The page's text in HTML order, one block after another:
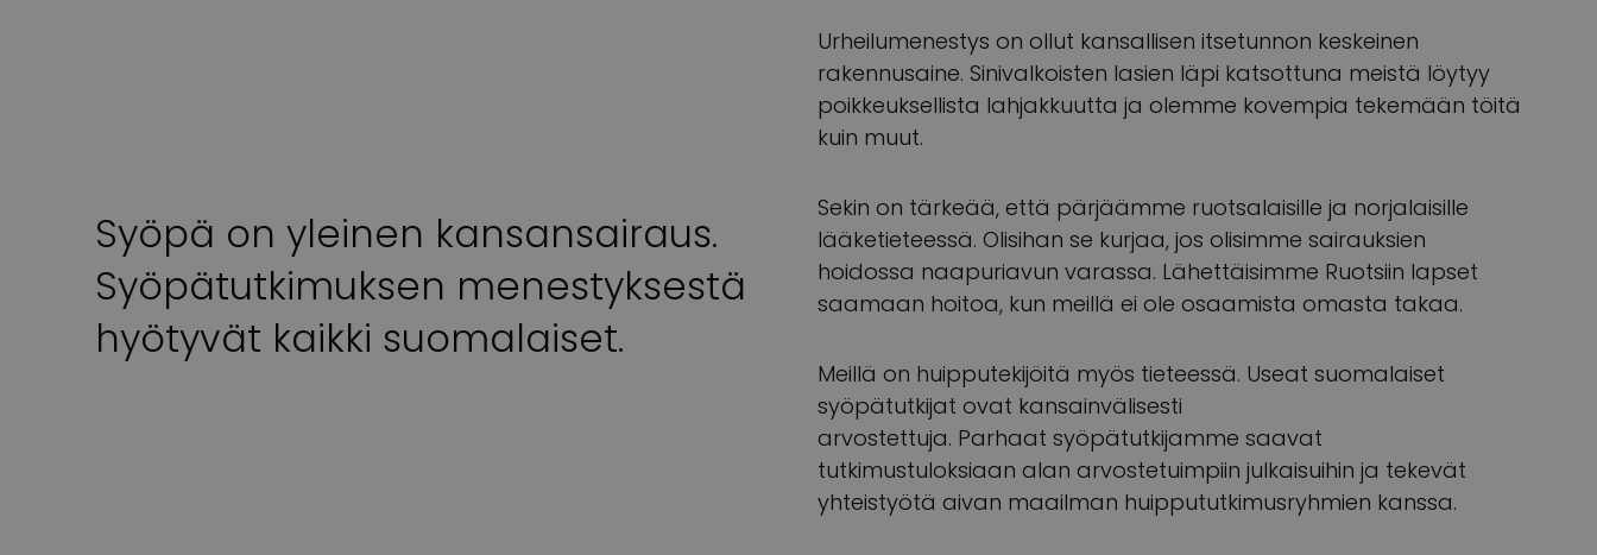
Syöpä on yleinen kansansairaus.
Syöpätutkimuksen menestyksestä
hyötyvät kaikki suomalaiset.
Urheilumenestys on ollut kansallisen itsetunnon keskeinen
rakennusaine. Sinivalkoisten lasien läpi katsottuna meistä löytyy
poikkeuksellista lahjakkuutta ja olemme kovempia tekemään töitä
kuin muut.
Sekin on tärkeää, että pärjäämme ruotsalaisille ja norjalaisille
lääketieteessä. Olisihan se kurjaa, jos olisimme sairauksien
hoidossa naapuriavun varassa. Lähettäisimme Ruotsiin lapset
saamaan hoitoa, kun meillä ei ole osaamista omasta takaa.
Meillä on huipputekijöitä myös tieteessä. Useat suomalaiset
syöpätutkijat ovat kansainvälisesti
arvostettuja. Parhaat syöpätutkijamme saavat
tutkimustuloksiaan alan arvostetuimpiin julkaisuihin ja tekevät
yhteistyötä aivan maailman huippututkimusryhmien kanssa.